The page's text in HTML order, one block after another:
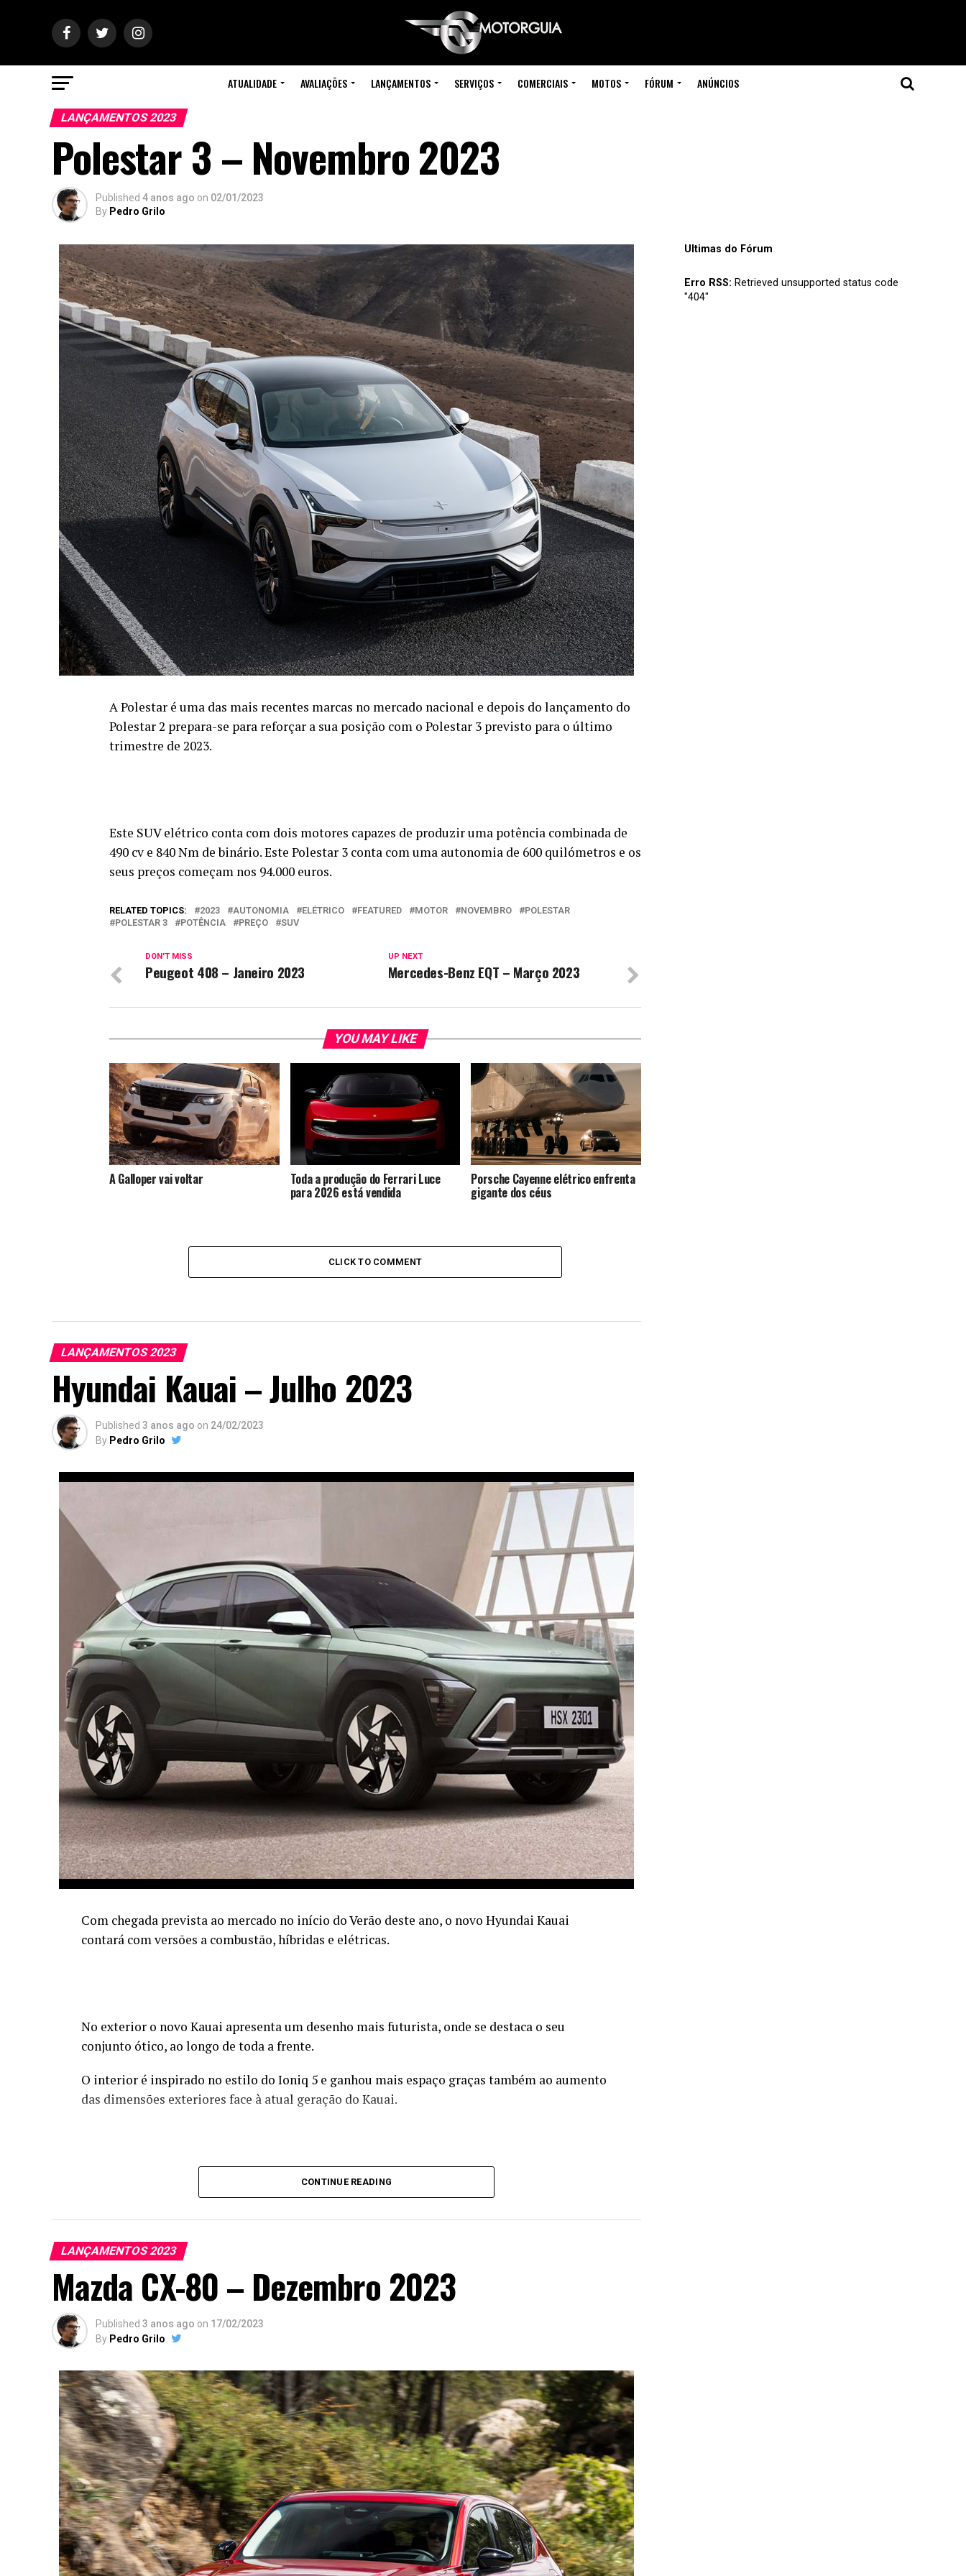
ATUALIDADE AVALIAÇÕES LANÇAMENTOS SERVIÇOS COMERCIAIS MOTOS FÓRUM ANÚNCIOS
LANÇAMENTOS 2023
Polestar 3 – Novembro 2023
Published 4 anos ago on 02/01/2023
By Pedro Grilo
A Polestar é uma das mais recentes marcas no mercado nacional e depois do lançamento do
Polestar 2 prepara-se para reforçar a sua posição com o Polestar 3 previsto para o último
trimestre de 2023.
Este SUV elétrico conta com dois motores capazes de produzir uma potência combinada de
490 cv e 840 Nm de binário. Este Polestar 3 conta com uma autonomia de 600 quilómetros e os
seus preços começam nos 94.000 euros.
RELATED TOPICS: 2023 AUTONOMIA ELÉTRICO FEATURED MOTOR NOVEMBRO
POLESTAR
POLESTAR 3
POTÊNCIA PREÇO SUV
UP NEXT
Mercedes-Benz EQT – Março 2023
DON'T MISS
Peugeot 408 – Janeiro 2023
YOU MAY LIKE
A Galloper vai voltar Toda a produção do Ferrari Luce
para 2026 está vendida
Porsche Cayenne elétrico enfrenta
gigante dos céus
CLICK TO COMMENT
LANÇAMENTOS 2023
Hyundai Kauai – Julho 2023
Published 3 anos ago on 24/02/2023
By Pedro Grilo
Com chegada prevista ao mercado no início do Verão deste ano, o novo Hyundai Kauai
contará com versões a combustão, híbridas e elétricas.
No exterior o novo Kauai apresenta um desenho mais futurista, onde se destaca o seu
conjunto ótico, ao longo de toda a frente.
O interior é inspirado no estilo do Ioniq 5 e ganhou mais espaço graças também ao aumento
das dimensões exteriores face à atual geração do Kauai.
CONTINUE READING
LANÇAMENTOS 2023
Mazda CX-80 – Dezembro 2023
Published 3 anos ago on 17/02/2023
By Pedro Grilo
Ultimas do Fórum
Erro RSS: Retrieved unsupported status code
"404"